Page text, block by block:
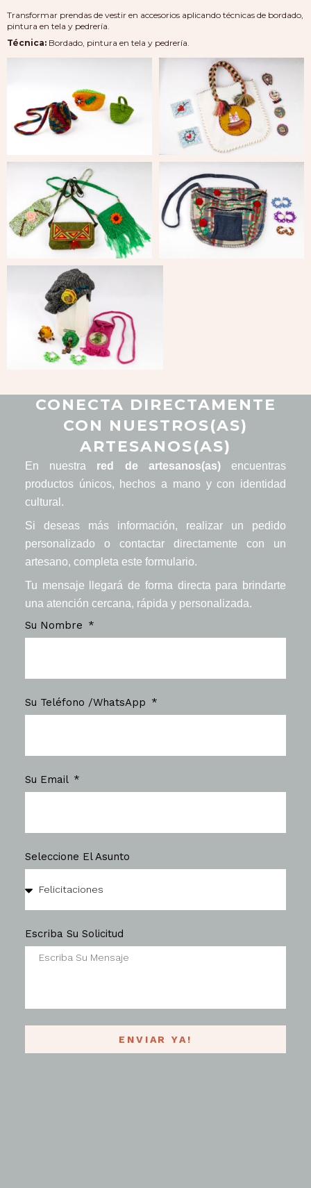
Transformar prendas de vestir en accesorios aplicando técnicas de bordado,
pintura en tela y pedrería.
Técnica: Bordado, pintura en tela y pedrería.
CONECTA DIRECTAMENTE
CON NUESTROS(AS)
ARTESANOS(AS)
En nuestra red de artesanos(as)encuentras
productos únicos, hechos a mano y con identidad
cultural.
Si deseas más información, realizar un pedido
personalizado o contactar directamente con un
artesano, completa este formulario.
Tu mensaje llegará de forma directa para brindarte
una atención cercana, rápida y personalizada.
Su Nombre
Su Teléfono /WhatsApp
Su Email
Seleccione El Asunto
Escriba Su Solicitud
ENVIAR YA!